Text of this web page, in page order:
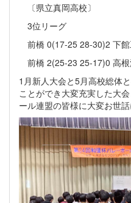
〔県立真岡高校〕
3位リーグ
前橋 0(17-25 28-30)2 下館
前橋 2(25-23 25-17)0 高根
1月新人大会と5月高校総体
ことができ大変充実した大
ール連盟の皆様に大変お世話